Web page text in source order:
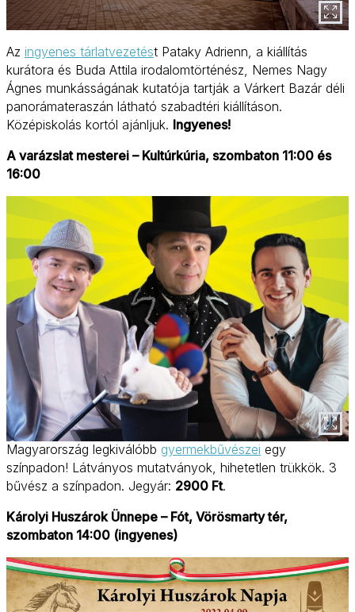
Az ingyenes tárlatvezetést Pataky Adrienn, a kiállítás
kurátora és Buda Attila irodalomtörténész, Nemes Nagy
Ágnes munkásságának kutatója tartják a Várkert Bazár déli
panorámateraszán látható szabadtéri kiállításon.
Középiskolás kortól ajánljuk. Ingyenes!
A varázslat mesterei – Kultúrkúria, szombaton 11:00 és
16:00
Magyarország legkiválóbb gyermekbűvészei egy
színpadon! Látványos mutatványok, hihetetlen trükkök. 3
bűvész a színpadon. Jegyár: 2900 Ft.
Károlyi Huszárok Ünnepe – Fót, Vörösmarty tér,
szombaton 14:00 (ingyenes)